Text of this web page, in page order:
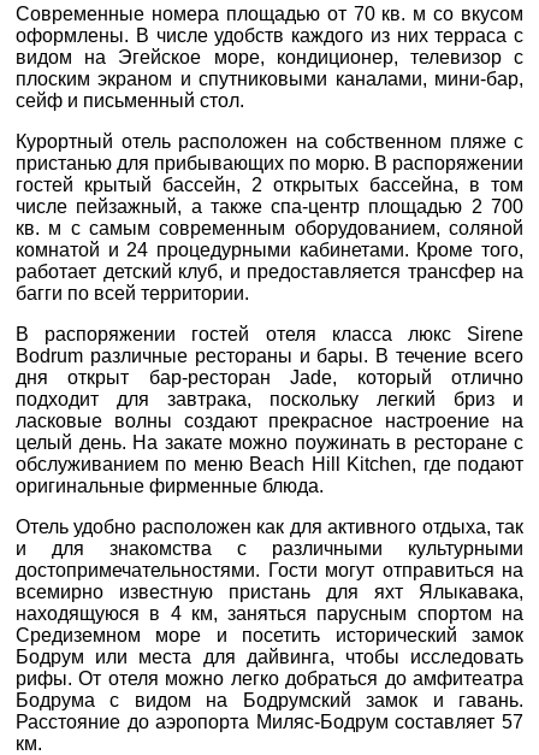
пр. Соборний 216
+38 (067) 180-32-43,
+38 (093) 180-32-43
0800 33 01 80
zp_city@aventour.ua
Пн. - Пт. 9:00 - 18:00
Сб 10:00 - 15:00
Харків
вул. Сумська 77/79
+38 (067) 180-32-43,
+38 (099) 180-32-43
0800 33 01 80
kh_city@aventour.ua
Пн. - Пт. 9:00 - 18:00
Сб 10:00 - 15:00
Современные номера площадью от 70 кв. м со вкусом
оформлены. В числе удобств каждого из них терраса с
видом на Эгейское море, кондиционер, телевизор с
плоским экраном и спутниковыми каналами, мини-бар,
сейф и письменный стол.
Курортный отель расположен на собственном пляже с
пристанью для прибывающих по морю. В распоряжении
гостей крытый бассейн, 2 открытых бассейна, в том
числе пейзажный, а также спа-центр площадью 2 700
кв. м с самым современным оборудованием, соляной
комнатой и 24 процедурными кабинетами. Кроме того,
работает детский клуб, и предоставляется трансфер на
багги по всей территории.
В распоряжении гостей отеля класса люкс Sirene
Bodrum различные рестораны и бары. В течение всего
дня открыт бар-ресторан Jade, который отлично
подходит для завтрака, поскольку легкий бриз и
ласковые волны создают прекрасное настроение на
целый день. На закате можно поужинать в ресторане с
обслуживанием по меню Beach Hill Kitchen, где подают
оригинальные фирменные блюда.
Отель удобно расположен как для активного отдыха, так
и для знакомства с различными культурными
достопримечательностями. Гости могут отправиться на
всемирно известную пристань для яхт Ялыкавака,
находящуюся в 4 км, заняться парусным спортом на
Средиземном море и посетить исторический замок
Бодрум или места для дайвинга, чтобы исследовать
рифы. От отеля можно легко добраться до амфитеатра
Бодрума с видом на Бодрумский замок и гавань.
Расстояние до аэропорта Миляс-Бодрум составляет 57
км.
×
*ВАШЕ ІМ'Я